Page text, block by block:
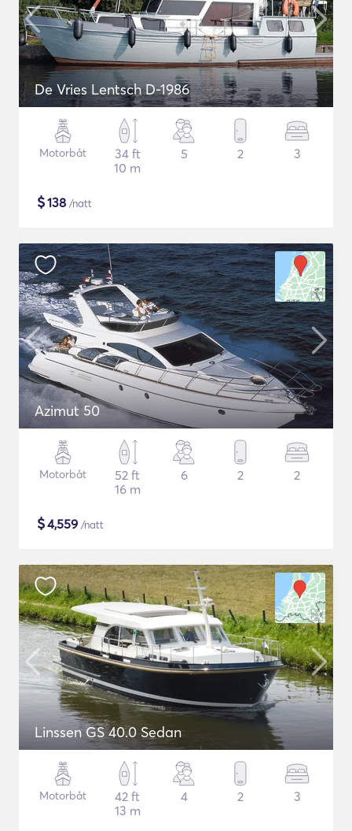
De Vries Lentsch D-1986
Motorbåt
34 ft
10 m
5 2 3
$138 /natt
Azimut 50
Motorbåt
52 ft
16 m
6 2 2
$4,559 /natt
Linssen GS 40.0 Sedan
Motorbåt
42 ft
13 m
4 2 3